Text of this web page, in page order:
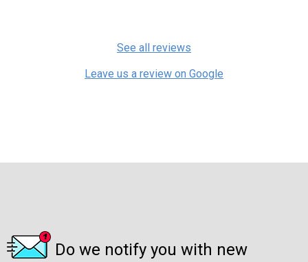
See all reviews
Leave us a review on Google
Do we notify you with new